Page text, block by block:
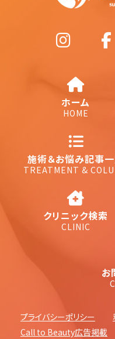
ホーム
HOME
施術＆お悩み記事
TREATMENT &
クリニック検索
CLINIC
お
プライバシーポリシー
Call to Beauty広告掲載